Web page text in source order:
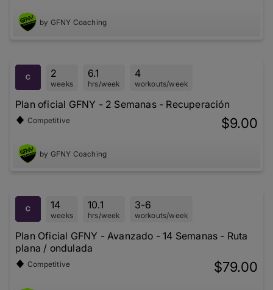
by GFNY Coaching
2
weeks
6.1
hrs/week
4
workouts/week
Plan oficial GFNY - 2 Semanas - Recuperación
Competitive $9.00
by GFNY Coaching
14
weeks
10.1
hrs/week
3-6
workouts/week
Plan Oficial GFNY - Avanzado - 14 Semanas - Ruta
plana / ondulada
Competitive $79.00